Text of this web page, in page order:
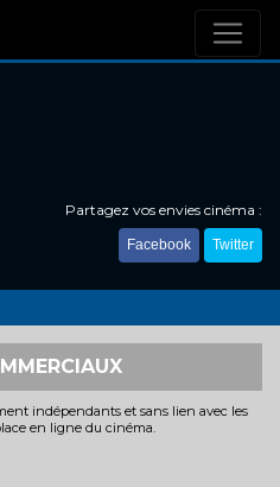
Partagez vos envies cinéma :
Facebook Twitter
indépendants et sans lien avec les
en ligne du cinéma.